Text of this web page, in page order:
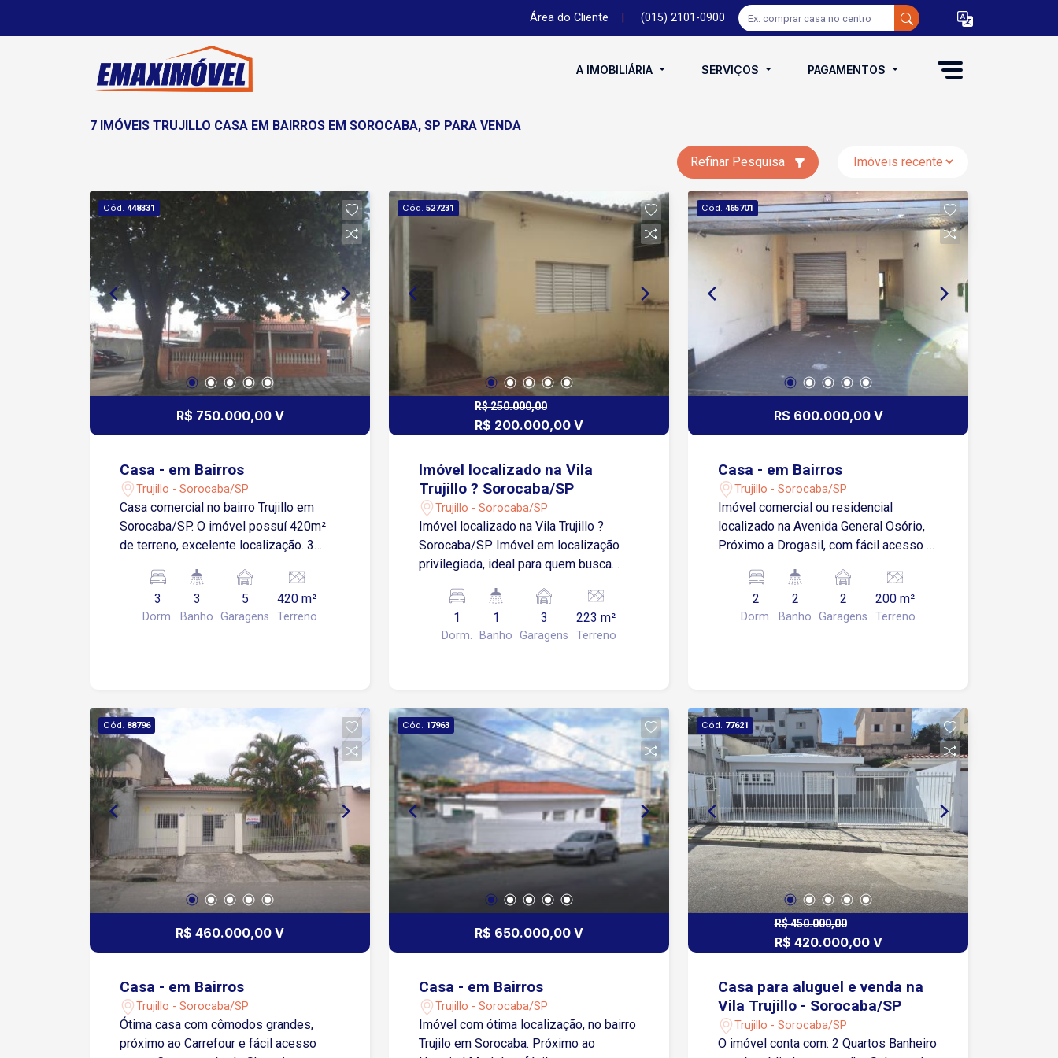
Área do Cliente (015) 2101-0900
A IMOBILIÁRIA SERVIÇOS PAGAMENTOS
7 IMÓVEIS TRUJILLO CASA EM BAIRROS EM SOROCABA, SP PARA VENDA
Refinar Pesquisa
Cód. 448331
R$ 750.000,00 V
Casa - em Bairros
Trujillo - Sorocaba/SP
Casa comercial no bairro Trujillo em
Sorocaba/SP. O imóvel possuí 420m²
de terreno, excelente localização. 3
Cozinha com copa Lavanderia 5 vagas
de garagem, sendo 4 descobertas
Possui uma edícula com dormitório,
3
Dorm.
3
Banho
5
Garagens
420 m²
Terreno
Cód. 527231
R$ 250.000,00
R$ 200.000,00 V
Imóvel localizado na Vila
Trujillo ? Sorocaba/SP
Trujillo - Sorocaba/SP
Imóvel localizado na Vila Trujillo ?
Sorocaba/SP Imóvel em localização
privilegiada, ideal para quem busca
cidade. Importante: A estrutura da casa
não permite reforma. É recomendada a
demolição completa para construção de
1
Dorm.
1
Banho
3
Garagens
223 m²
Terreno
Cód. 465701
R$ 600.000,00 V
Casa - em Bairros
Trujillo - Sorocaba/SP
Imóvel comercial ou residencial
localizado na Avenida General Osório,
Próximo a Drogasil, com fácil acesso a
escolas, hospitais e ao centro de
Sorocaba. Cozinha e copa Sala 02
ambientes 02 Dormitórios 02 Banheiros
2
Dorm.
2
Banho
2
Garagens
200 m²
Terreno
Cód. 88796
R$ 460.000,00 V
Casa - em Bairros
Trujillo - Sorocaba/SP
Ótima casa com cômodos grandes,
próximo ao Carrefour e fácil acesso
Cód. 17963
R$ 650.000,00 V
Casa - em Bairros
Trujillo - Sorocaba/SP
Imóvel com ótima localização, no bairro
Trujilo em Sorocaba. Próximo ao
Cód. 77621
R$ 450.000,00
R$ 420.000,00 V
Casa para aluguel e venda na
Vila Trujillo - Sorocaba/SP
Trujillo - Sorocaba/SP
O imóvel conta com: 2 Quartos Banheiro